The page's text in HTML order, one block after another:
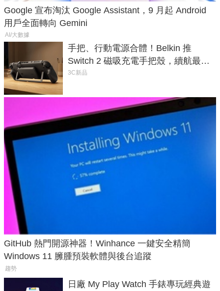
Google 宣布淘汰 Google Assistant，9 月起 Android
用戶全面轉向 Gemini
AI/大數據
手把、行動電源合體！Belkin 推
Switch 2 磁吸充電手把殼，續航最高
延長 1.5 倍
3C新品
GitHub 熱門開源神器！Winhance 一鍵安全精簡
Windows 11 臃腫預裝軟體與後台追蹤
趨勢
日廠 My Play Watch 手錶專玩經典遊